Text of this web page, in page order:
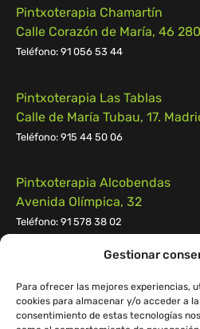
Gestionar
Para ofrecer las mejores experiencias,
cookies para almacenar y/o acceder a
consentimiento de estas tecnologías
Pintxoterapia Chamartín
Calle Corazón de María, 46
Teléfono: 91 056 53 44
Pintxoterapia Las Tablas
Calle de María Tubau, 17.
Teléfono: 915 44 50 06
Pintxoterapia Alcobendas
Avenida Olímpica, 32
Teléfono: 91 578 38 02
Calle Campomanes n.º 55,
Teléfono:91 539 55 29